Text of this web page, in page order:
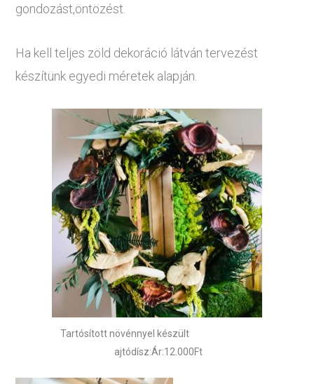
gondozást,öntözést.
Ha kell teljes zöld dekoráció látván tervezést
készítünk egyedi méretek alapján.
Tartósított növénnyel készült
ajtódísz:Ár:12.000Ft